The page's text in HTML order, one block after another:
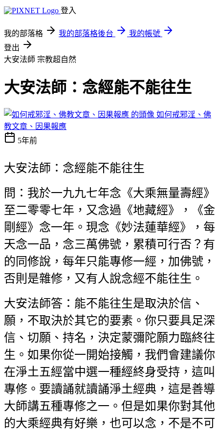
登入
我的部落格 我的部落格後台
我的帳號
登出
大安法師 宗教超自然
大安法師：念經能不能往生
如何戒邪淫、佛
教文章、因果報應
5年前
大安法師：念經能不能往生
問：我於一九九七年念《大乘無量壽經》
至二零零七年，又念過《地藏經》，《金
剛經》念一年。現念《妙法蓮華經》，每
天念一品，念三萬佛號，累積可行否？有
的同修說，每年只能專修一經，加佛號，
否則是雜修，又有人說念經不能往生。
大安法師答：能不能往生是取決於信、
願，不取決於其它的要素。你只要具足深
信、切願、持名，決定蒙彌陀願力臨終往
生。如果你從一開始接觸，我們會建議你
在淨土五經當中選一種經終身受持，這叫
專修。要讀誦就讀誦淨土經典，這是善導
大師講五種專修之一。但是如果你對其他
的大乘經典有好樂，也可以念，不是不可